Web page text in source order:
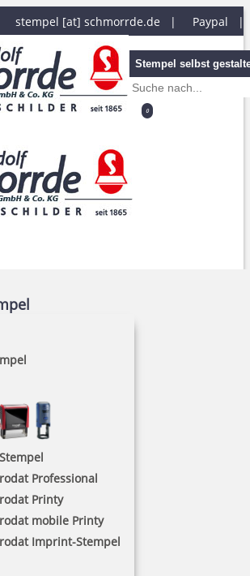
stempel [at] schmorrde.de | Paypal
Stempel selbst
0
Professional
Printy
mobile Printy
Imprint-Stempel
sind in den
bestellbar. Die Textplatte des
aus Holz kann frei gestaltet
aus lasergraviertem Gummi,
Auflösung für einen hochwertigen
wird.
FILTERN